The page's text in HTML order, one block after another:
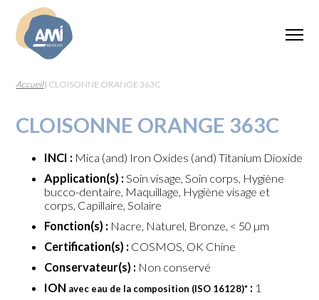
Accueil| CLOISONNE ORANGE 363C
CLOISONNE ORANGE 363C
INCI : Mica (and) Iron Oxides (and) Titanium Dioxide
Application(s) : Soin visage, Soin corps, Hygiène
bucco-dentaire, Maquillage, Hygiène visage et
corps, Capillaire, Solaire
Fonction(s) : Nacre, Naturel, Bronze, < 50 µm
Certification(s) : COSMOS, OK Chine
Conservateur(s) : Non conservé
ION avec eau de la composition (ISO 16128)* : 1